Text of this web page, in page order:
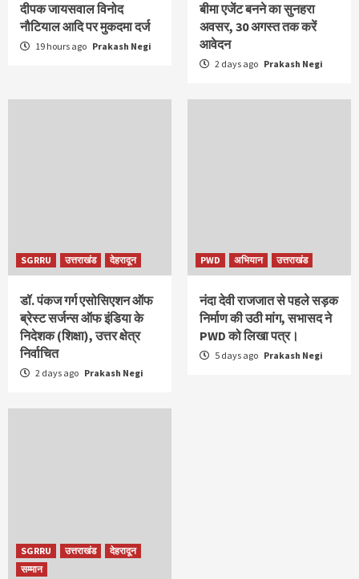
दीपक जायसवाल विनोद
नौटियाल आदि पर मुकदमा दर्ज
19 hours ago Prakash Negi
बीमा एजेंट बनने का सुनहरा
अवसर, 30 अगस्त तक करें
आवेदन
2 days ago Prakash Negi
SGRRU उत्तराखंड देहरादून
डॉ. पंकज गर्ग एसोसिएशन ऑफ
ब्रेस्ट सर्जन्स ऑफ इंडिया के
निदेशक (शिक्षा), उत्तर क्षेत्र
निर्वाचित
2 days ago Prakash Negi
PWD अभियान उत्तराखंड
नंदा देवी राजजात से पहले सड़क
निर्माण की उठी मांग, सभासद ने
PWD को लिखा पत्र।
5 days ago Prakash Negi
SGRRU उत्तराखंड
देहरादून
सम्मान